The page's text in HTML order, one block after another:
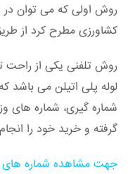
روش اولی که می توان در
کشاورزی مطرح کرد از
روش تلفنی یکی از
لوله پلی اتیلن می باشد
شماره گیری، شماره های
گرفته و خرید خود را
جهت مشاهده شماره های